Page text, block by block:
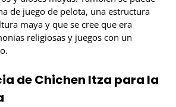
de juego de pelota, una estructura
maya y que se cree que era
religiosas y juegos con un
de Chichen Itza para la